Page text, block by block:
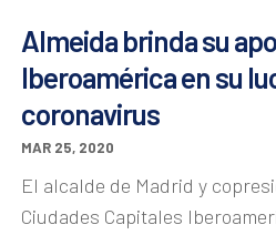
Almeida brinda su
Iberoamérica en su
coronavirus
MAR 25, 2020
El alcalde de Madrid y
Ciudades Capitales